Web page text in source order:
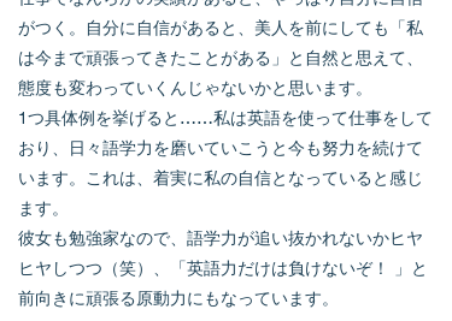
がつく。自分に自信があると、美人を前にしても「私
は今まで頑張ってきたことがある」と自然と思えて、
態度も変わっていくんじゃないかと思います。
1つ具体例を挙げると……私は英語を使って仕事をして
おり、日々語学力を磨いていこうと今も努力を続けて
います。これは、着実に私の自信となっていると感じ
ます。
彼女も勉強家なので、語学力が追い抜かれないかヒヤ
ヒヤしつつ（笑）、「英語力だけは負けないぞ！ 」と
前向きに頑張る原動力にもなっています。